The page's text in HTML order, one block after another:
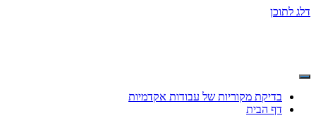
דלג לתוכן
בדיקת מקוריות של עבודות אקדמיות
דף הבית